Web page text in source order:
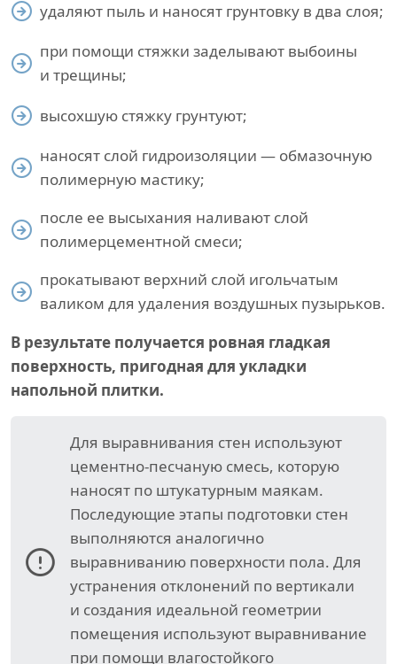
удаляют пыль и наносят грунтовку в два слоя;
при помощи стяжки заделывают выбоины
и трещины;
высохшую стяжку грунтуют;
наносят слой гидроизоляции — обмазочную
полимерную мастику;
после ее высыхания наливают слой
полимерцементной смеси;
прокатывают верхний слой игольчатым
валиком для удаления воздушных пузырьков.
В результате получается ровная гладкая
поверхность, пригодная для укладки
напольной плитки.
Для выравнивания стен используют
цементно-песчаную смесь, которую
наносят по штукатурным маякам.
Последующие этапы подготовки стен
выполняются аналогично
выравниванию поверхности пола. Для
устранения отклонений по вертикали
и создания идеальной геометрии
помещения используют выравнивание
при помощи влагостойкого